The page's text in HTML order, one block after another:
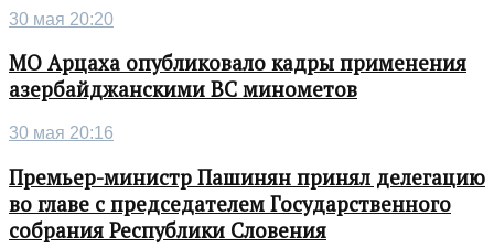
30 мая 20:20
МО Арцаха опубликовало кадры применения
азербайджанскими ВС минометов
30 мая 20:16
Премьер-министр Пашинян принял делегацию
во главе с председателем Государственного
собрания Республики Словения